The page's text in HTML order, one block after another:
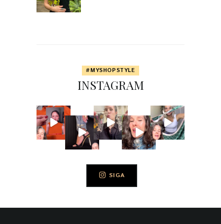
#MYSHOPSTYLE
INSTAGRAM
SIGA